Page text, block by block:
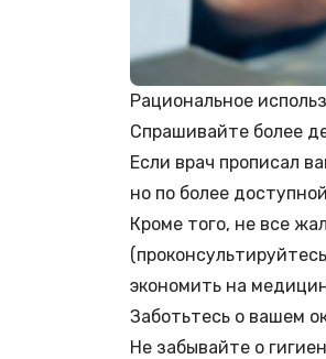
Рациональное
Спрашивайте более
Если врач прописал
но по более
Кроме того, не все
экономить на
Заботьтесь о вашем
Не забывайте о